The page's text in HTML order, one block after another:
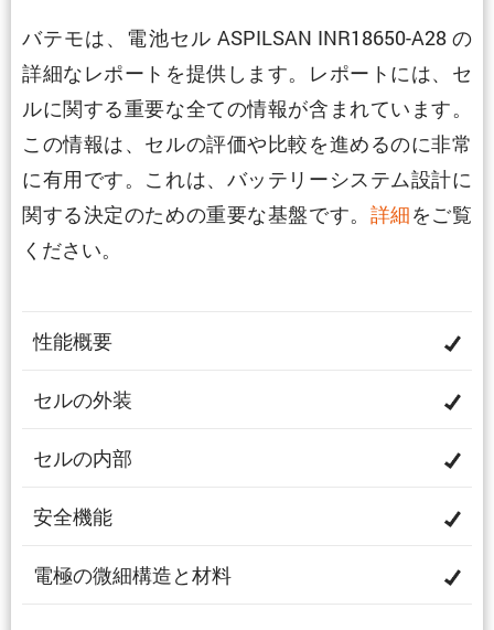
バテモは、電池セル ASPILSAN INR18650-A28 の
詳細なレポートを提供します。レポートには、セ
ルに関する重要な全ての情報が含まれています。
この情報は、セルの評価や比較を進めるのに非常
に有用です。これは、バッテリーシステム設計に
関する決定のための重要な基盤です。 詳細をご覧
ください。
性能概要
セルの外装
セルの内部
安全機能
電極の微細構造と材料